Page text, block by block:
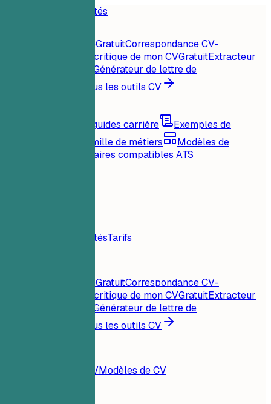
Fonctionnalités
Score CV instantanéGratuitCorrespondance CV-
Analyse critique de mon CVGratuitExtracteur
Générateur de lettre de
Tous les outils CV
Conseils et guides carrière
Exemples de
Parcourir par famille de métiers
Modèles de
Mises en page claires compatibles ATS
FonctionnalitésTarifs
Score CV instantanéGratuitCorrespondance CV-
Analyse critique de mon CVGratuitExtracteur
Générateur de lettre de
Tous les outils CV
Exemples de CVModèles de CV